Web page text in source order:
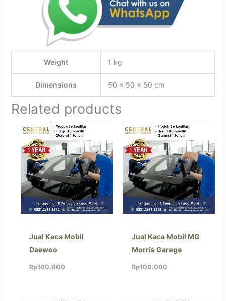
Weight 1 kg
Dimensions 50 × 50 × 50 cm
Related products
Jual Kaca Mobil
Daewoo
Rp100.000
Jual Kaca Mobil MG
Morris Garage
Rp100.000